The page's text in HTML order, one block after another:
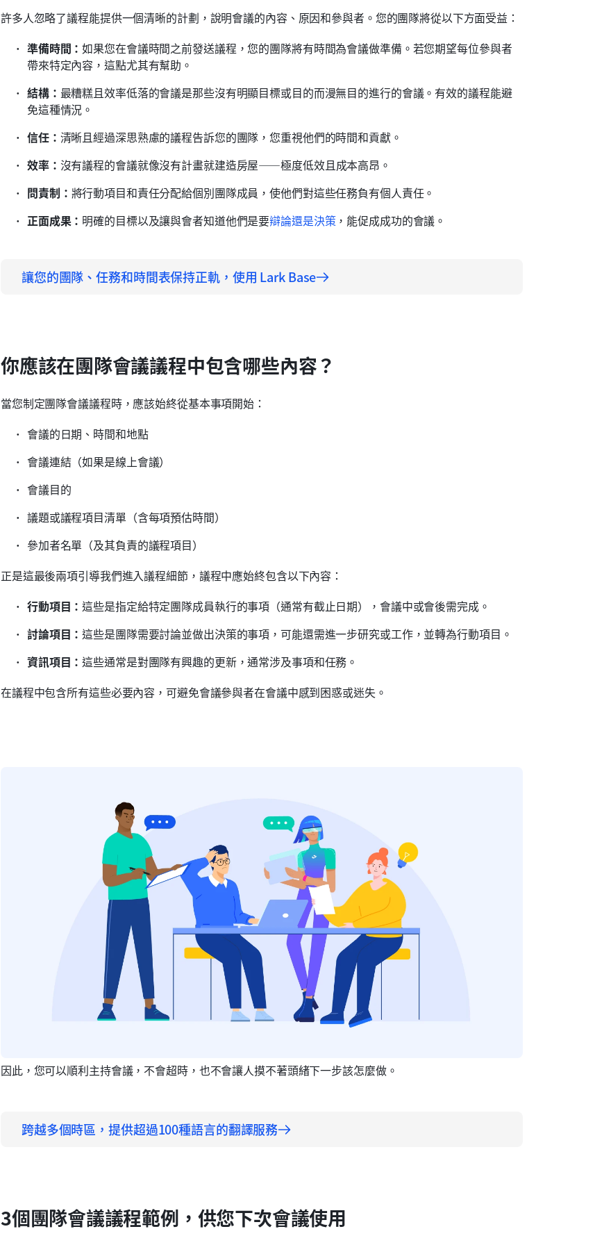
許多人忽略了議程能提供一個清晰的計劃，說明會議的內容、原因和參與者。您的團隊將從以下方面受益：
準備時間：如果您在會議時間之前發送議程，您的團隊將有時間為會議做準備。若您期望每位參與者
帶來特定內容，這點尤其有幫助。
結構： 最糟糕且效率低落的會議是那些沒有明顯目標或目的而漫無目的進行的會議。有效的議程能避
免這種情況。
信任： 清晰且經過深思熟慮的議程告訴您的團隊，您重視他們的時間和貢獻。
效率： 沒有議程的會議就像沒有計畫就建造房屋——極度低效且成本高昂。
問責制： 將行動項目和責任分配給個別團隊成員，使他們對這些任務負有個人責任。
正面成果： 明確的目標以及讓與會者知道他們是要辯論還是決策，能促成成功的會議。
讓您的團隊、任務和時間表保持正軌，使用 Lark Base
你應該在團隊會議議程中包含哪些內容？
當您制定團隊會議議程時，應該始終從基本事項開始：
會議的日期、時間和地點
會議連結（如果是線上會議）
會議目的
議題或議程項目清單（含每項預估時間）
參加者名單（及其負責的議程項目）
正是這最後兩項引導我們進入議程細節，議程中應始終包含以下內容：
行動項目：這些是指定給特定團隊成員執行的事項（通常有截止日期），會議中或會後需完成。
討論項目：這些是團隊需要討論並做出決策的事項，可能還需進一步研究或工作，並轉為行動項目。
資訊項目：這些通常是對團隊有興趣的更新，通常涉及事項和任務。
在議程中包含所有這些必要內容，可避免會議參與者在會議中感到困惑或迷失。
因此，您可以順利主持會議，不會超時，也不會讓人摸不著頭緒下一步該怎麼做。
跨越多個時區，提供超過100種語言的翻譯服務
3個團隊會議議程範例，供您下次會議使用